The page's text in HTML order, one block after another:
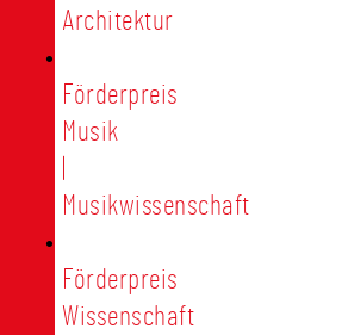
Architektur
Förderpreis
Musik
Musikwissenschaft
Förderpreis
Wissenschaft